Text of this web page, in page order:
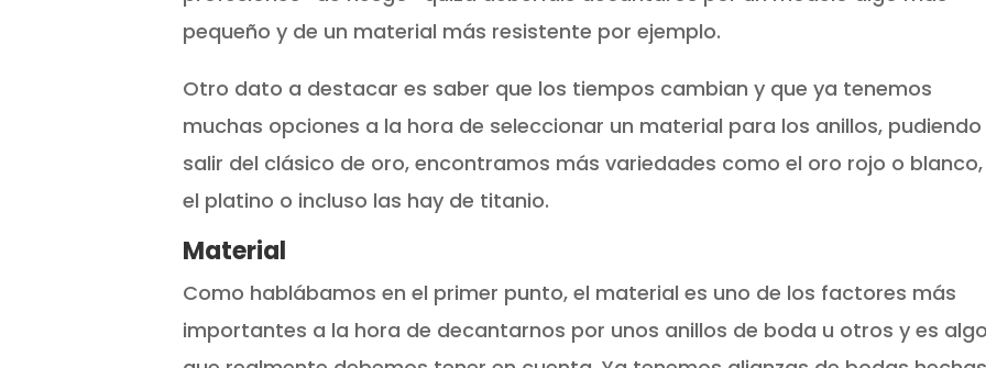
pequeño y de un material más resistente por ejemplo.
Otro dato a destacar es saber que los tiempos cambian y que ya tenemos
muchas opciones a la hora de seleccionar un material para los anillos, pudiendo
salir del clásico de oro, encontramos más variedades como el oro rojo o blanco,
el platino o incluso las hay de titanio.
Material
Como hablábamos en el primer punto, el material es uno de los factores más
importantes a la hora de decantarnos por unos anillos de boda u otros y es